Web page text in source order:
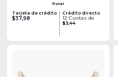
floral
Tarjeta de crédito
$37,98
Crédito directo
12 Cuotas de
$3,44